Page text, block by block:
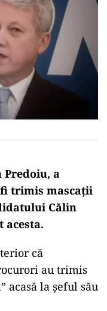
a
trimis mascații
Călin
acesta.
că
au trimis
acasă la șeful său